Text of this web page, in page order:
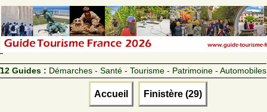
12 Guides : Démarches - Santé - Tourisme - Patrimoine - Automobiles
Accueil Finistère (29)